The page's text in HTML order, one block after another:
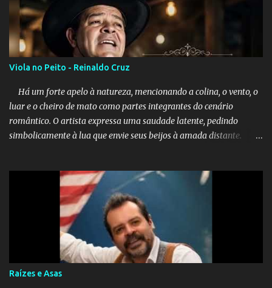
Viola no Peito - Reinaldo Cruz
Há um forte apelo à natureza, mencionando a colina, o vento, o
luar e o cheiro de mato como partes integrantes do cenário
romântico. O artista expressa uma saudade latente, pedindo
simbolicamente à lua que envie seus beijos à amada distante. A
destino. Reinaldo Cruz enfatiza que seu coração nasceu para ela e
que continuará esperando enquanto houver canções para entoar. A
obra conclui como uma promessa de fidelidade e esperança no
reencontro, unindo a tradição da viola com o sentimento universal
do amor. No geral, o vídeo apresenta uma narrativa lírica sobre a
persistência do afeto através do tempo e do espaço. YouTube
YouTube YouTube
Raízes e Asas